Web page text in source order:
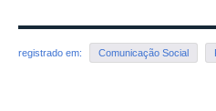
registrado em: Comunicação Social